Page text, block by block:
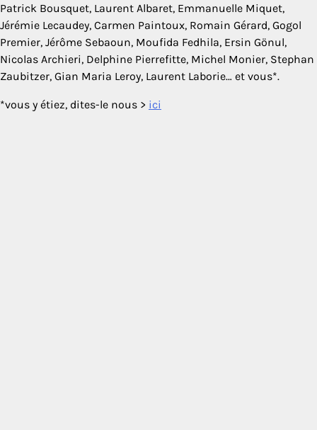
Patrick Bousquet, Laurent Albaret, Emmanuelle Miquet,
Jérémie Lecaudey, Carmen Paintoux, Romain Gérard, Gogol
Premier, Jérôme Sebaoun, Moufida Fedhila, Ersin Gönul,
Nicolas Archieri, Delphine Pierrefitte, Michel Monier, Stephan
Zaubitzer, Gian Maria Leroy, Laurent Laborie… et vous*.
*vous y étiez, dites-le nous > ici